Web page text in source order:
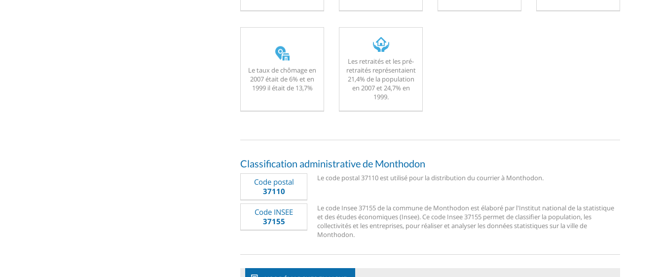
Le taux de chômage en
2007 était de 6% et en
1999 il était de 13,7%
Les retraités et les pré-
retraités représentaient
21,4% de la population
en 2007 et 24,7% en
1999.
Classification administrative de Monthodon
Code postal
37110
Le code postal 37110 est utilisé pour la distribution du courrier à Monthodon.
Code INSEE
37155
Le code Insee 37155 de la commune de Monthodon est élaboré par l'Institut national de la statistique
et des études économiques (Insee). Ce code Insee 37155 permet de classifier la population, les
collectivités et les entreprises, pour réaliser et analyser les données statistiques sur la ville de
Monthodon.